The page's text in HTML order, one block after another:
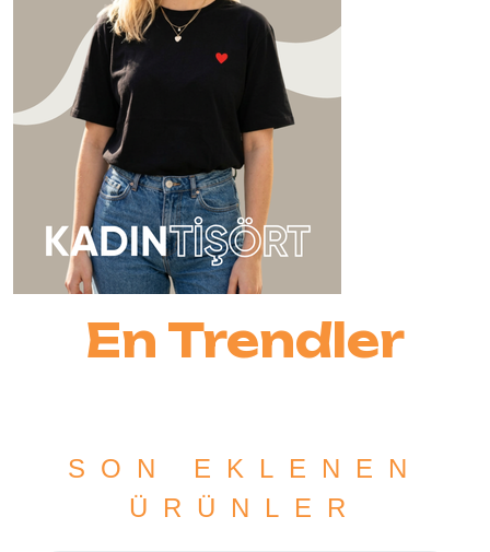
SON EKLENEN
ÜRÜNLER